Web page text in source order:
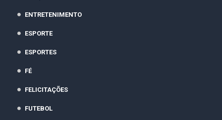
ENTRETENIMENTO
ESPORTE
ESPORTES
FÉ
FELICITAÇÕES
FUTEBOL